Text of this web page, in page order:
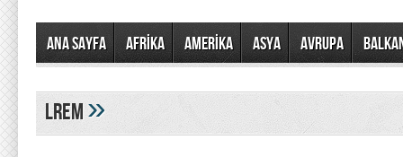
Ana Sayfa AFRİKA AMERİKA ASYA AVRUPA
lrem»